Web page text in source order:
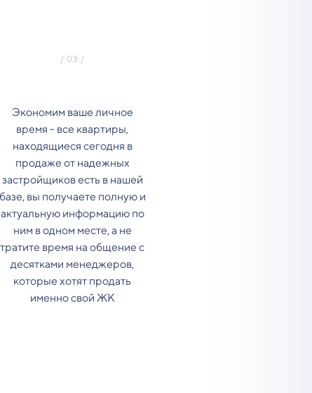
Экономим ваше личное
время - все квартиры,
находящиеся сегодня в
продаже от надежных
застройщиков есть в нашей
базе, вы получаете полную и
актуальную информацию по
ним в одном месте, а не
тратите время на общение с
десятками менеджеров,
которые хотят продать
именно свой ЖК